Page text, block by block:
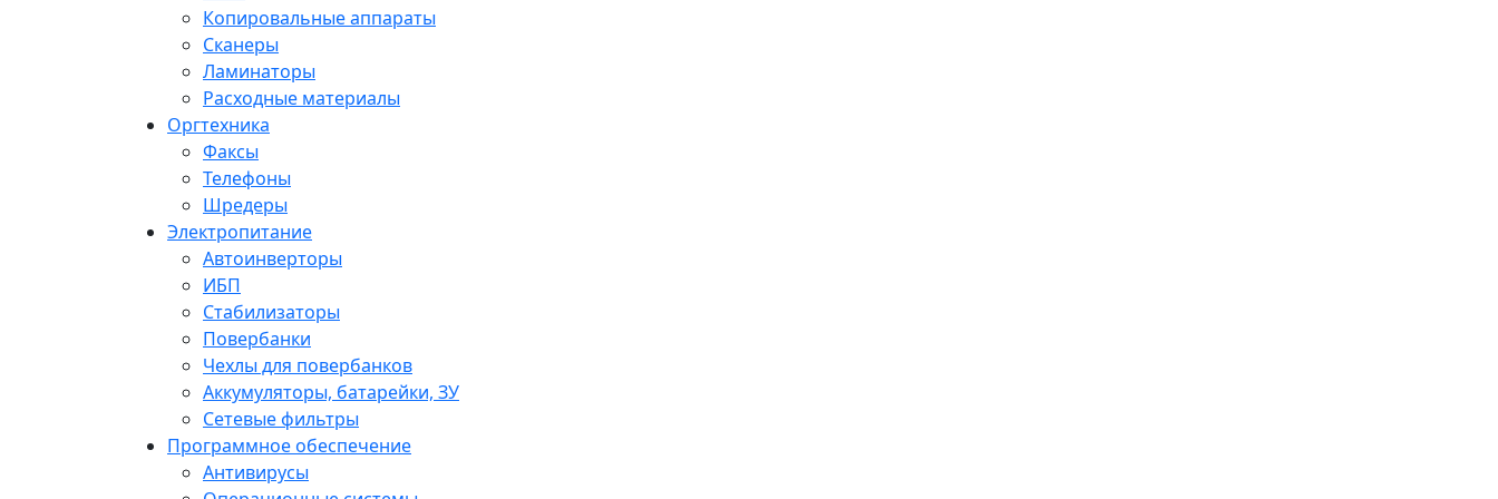
Копировальные аппараты
Сканеры
Ламинаторы
Расходные материалы
Оргтехника
Факсы
Телефоны
Шредеры
Электропитание
Автоинверторы
ИБП
Стабилизаторы
Повербанки
Чехлы для повербанков
Аккумуляторы, батарейки, ЗУ
Сетевые фильтры
Программное обеспечение
Антивирусы